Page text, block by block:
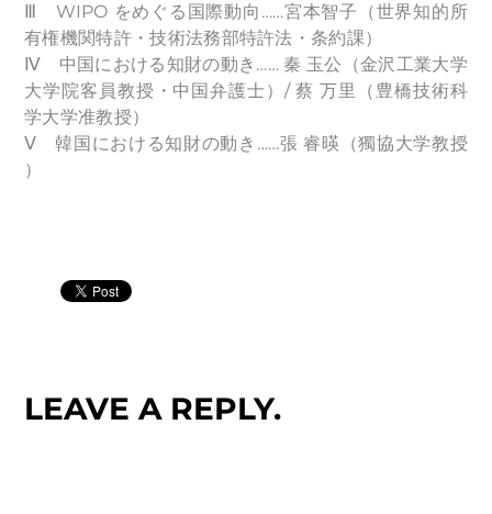
Ⅲ WIPO をめぐる国際動向……宮本智子（世界知的所
有権機関特許・技術法務部特許法・条約課）
Ⅳ 中国における知財の動き…… 秦 玉公（金沢工業大学
大学院客員教授・中国弁護士）/ 蔡 万里（豊橋技術科
学大学准教授）
Ⅴ 韓国における知財の動き……張 睿暎（獨協大学教授
）
LEAVE A REPLY.